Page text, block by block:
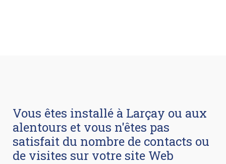
Vous êtes installé à Larçay ou aux
alentours et vous n'êtes pas
satisfait du nombre de contacts ou
de visites sur votre site Web